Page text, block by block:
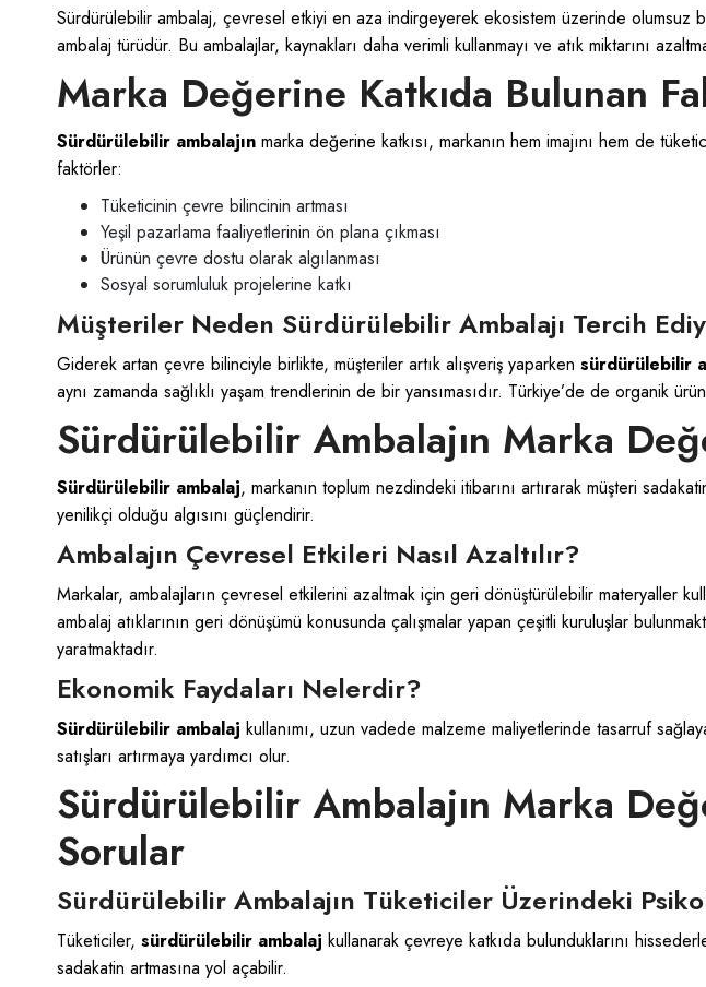
Sürdürülebilir ambalaj, çevresel etkiyi en aza indirgeyerek ekosistem üzerinde olumsuz
ambalaj türüdür. Bu ambalajlar, kaynakları daha verimli kullanmayı ve atık miktarını
Marka Değerine Katkıda Bulunan
Sürdürülebilir ambalajın marka değerine katkısı, markanın hem imajını hem de
faktörler:
Tüketicinin çevre bilincinin artması
Yeşil pazarlama faaliyetlerinin ön plana çıkması
Ürünün çevre dostu olarak algılanması
Sosyal sorumluluk projelerine katkı
Müşteriler Neden Sürdürülebilir Ambalajı Tercih
Giderek artan çevre bilinciyle birlikte, müşteriler artık alışveriş yaparken sürdürülebilir
aynı zamanda sağlıklı yaşam trendlerinin de bir yansımasıdır. Türkiye’de de organik
Sürdürülebilir Ambalajın Marka
Sürdürülebilir ambalaj, markanın toplum nezdindeki itibarını artırarak müşteri
yenilikçi olduğu algısını güçlendirir.
Ambalajın Çevresel Etkileri Nasıl Azaltılır?
Markalar, ambalajların çevresel etkilerini azaltmak için geri dönüştürülebilir materyaller
ambalaj atıklarının geri dönüşümü konusunda çalışmalar yapan çeşitli kuruluşlar
yaratmaktadır.
Ekonomik Faydaları Nelerdir?
Sürdürülebilir ambalaj kullanımı, uzun vadede malzeme maliyetlerinde tasarruf
satışları artırmaya yardımcı olur.
Sürdürülebilir Ambalajın Marka
Sorular
Sürdürülebilir Ambalajın Tüketiciler Üzerindeki
Tüketiciler, sürdürülebilir ambalaj kullanarak çevreye katkıda bulunduklarını
sadakatin artmasına yol açabilir.